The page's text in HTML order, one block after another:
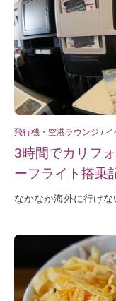
飛行機・空港ラウンジ / イ
3時間でカリフ
ーフライト搭乗
なかなか海外に行け